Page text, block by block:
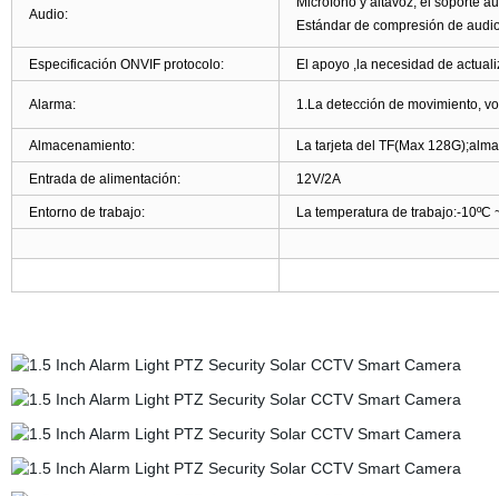
Audio:
Estándar de compresión de
Especificación ONVIF protocolo: El apoyo ,la necesidad de
Alarma: 1.La detección de movimiento,
Almacenamiento: La tarjeta del TF(Max 128G);
Entrada de alimentación: 12V/2A
Entorno de trabajo: La temperatura de trabajo:-10ºC